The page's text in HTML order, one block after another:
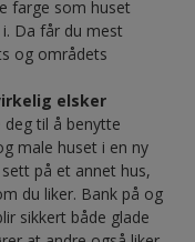
farge som huset
Da får du mest
og områdets
elsker
deg til å benytte
male huset i en ny
på et annet hus,
du liker. Bank på og
sikkert både glade